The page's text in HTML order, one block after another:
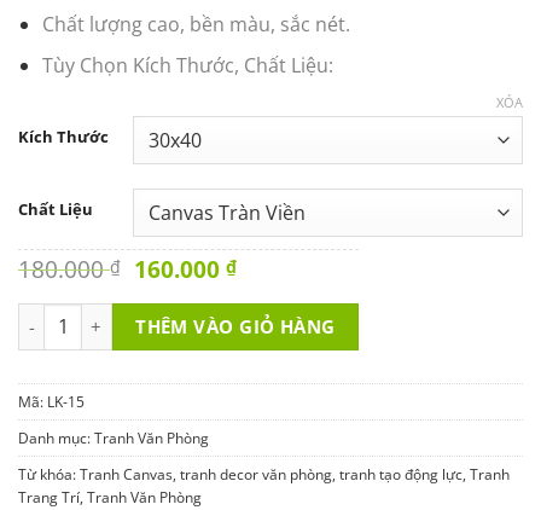
Chất lượng cao, bền màu, sắc nét.
Tùy Chọn Kích Thước, Chất Liệu:
Kích Thước
Chất Liệu
XÓA
180.000₫ Original
was:
180.000 ₫.
160.000 ₫Current
is:
160.000 ₫.
Tranh Văn Phòng - Khi Bạn Muốn Bỏ Cuộc - LK-15 số lượng
THÊM VÀO GIỎ HÀNG
Mã: LK-15
Danh mục:Tranh Văn Phòng
Từ khóa:Tranh Canvas, tranh decor văn phòng, tranh tạo động lực, Tranh
Trang Trí, Tranh Văn Phòng